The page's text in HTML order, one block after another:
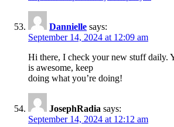
Dannielle says:
September 14, 2024 at 12:09 am
Hi there, I check your new stuff daily.
is awesome, keep
doing what you’re doing!
JosephRadia says:
September 14, 2024 at 12:12 am